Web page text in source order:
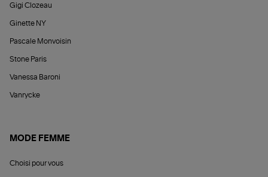
Gigi Clozeau
Ginette NY
Pascale Monvoisin
Stone Paris
Vanessa Baroni
Vanrycke
MODE FEMME
Choisi pour vous